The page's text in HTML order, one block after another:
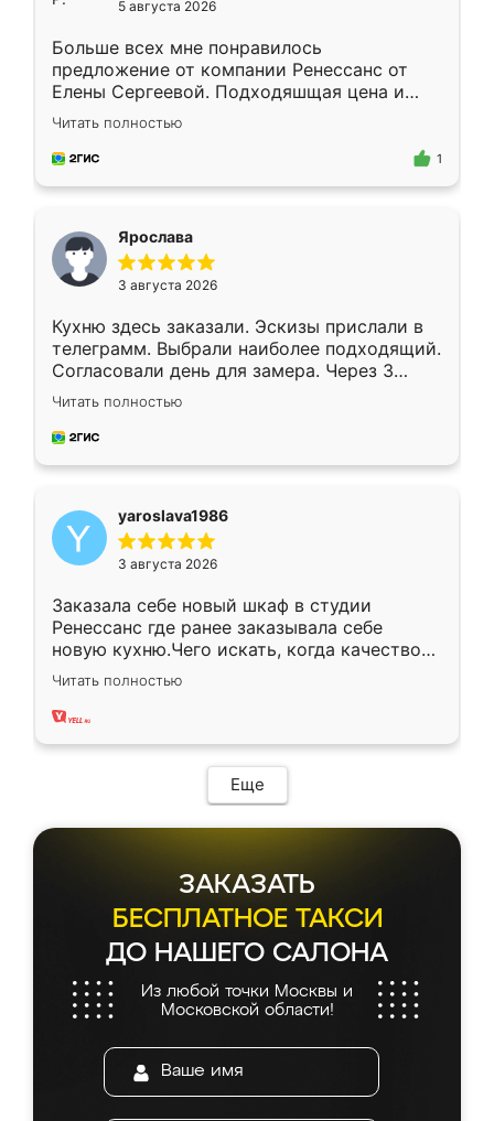
5 августа 2026
Больше всех мне понравилось
предложение от компании Ренессанс от
Елены Сергеевой. Подходяшщая цена и
короткие сроки изготовления. Приехавший
для замера сотрудник Владислав
предложил по моему эскизу самый
Читать полностью
1
Ярослава
3 августа 2026
Кухню здесь заказали. Эскизы прислали в
телеграмм. Выбрали наиболее подходящий.
Согласовали день для замера. Через 3
недели кухня была уже готова. Остались
довольны работой. Спасибо Ренессанс
мебель за качественную работу!
Читать полностью
yaroslava1986
3 августа 2026
Заказала себе новый шкаф в студии
Ренессанс где ранее заказывала себе
новую кухню.Чего искать, когда качеством
вполне довольна. Служит кухня уже почти
два года, нареканий нет.
Читать полностью
Еще
ЗАКАЗАТЬ
БЕСПЛАТНОЕ ТАКСИ
ДО НАШЕГО САЛОНА
Из любой точки Москвы и
Московской области!